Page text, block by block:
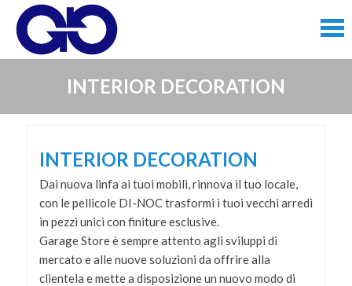
content
INTERIOR DECORATION
INTERIOR DECORATION
Dai nuova linfa ai tuoi mobili, rinnova il tuo locale,
con le pellicole DI-NOC trasformi i tuoi vecchi arredi
in pezzi unici con finiture esclusive.
Garage Store è sempre attento agli sviluppi di
mercato e alle nuove soluzioni da offrire alla
clientela e mette a disposizione un nuovo modo di